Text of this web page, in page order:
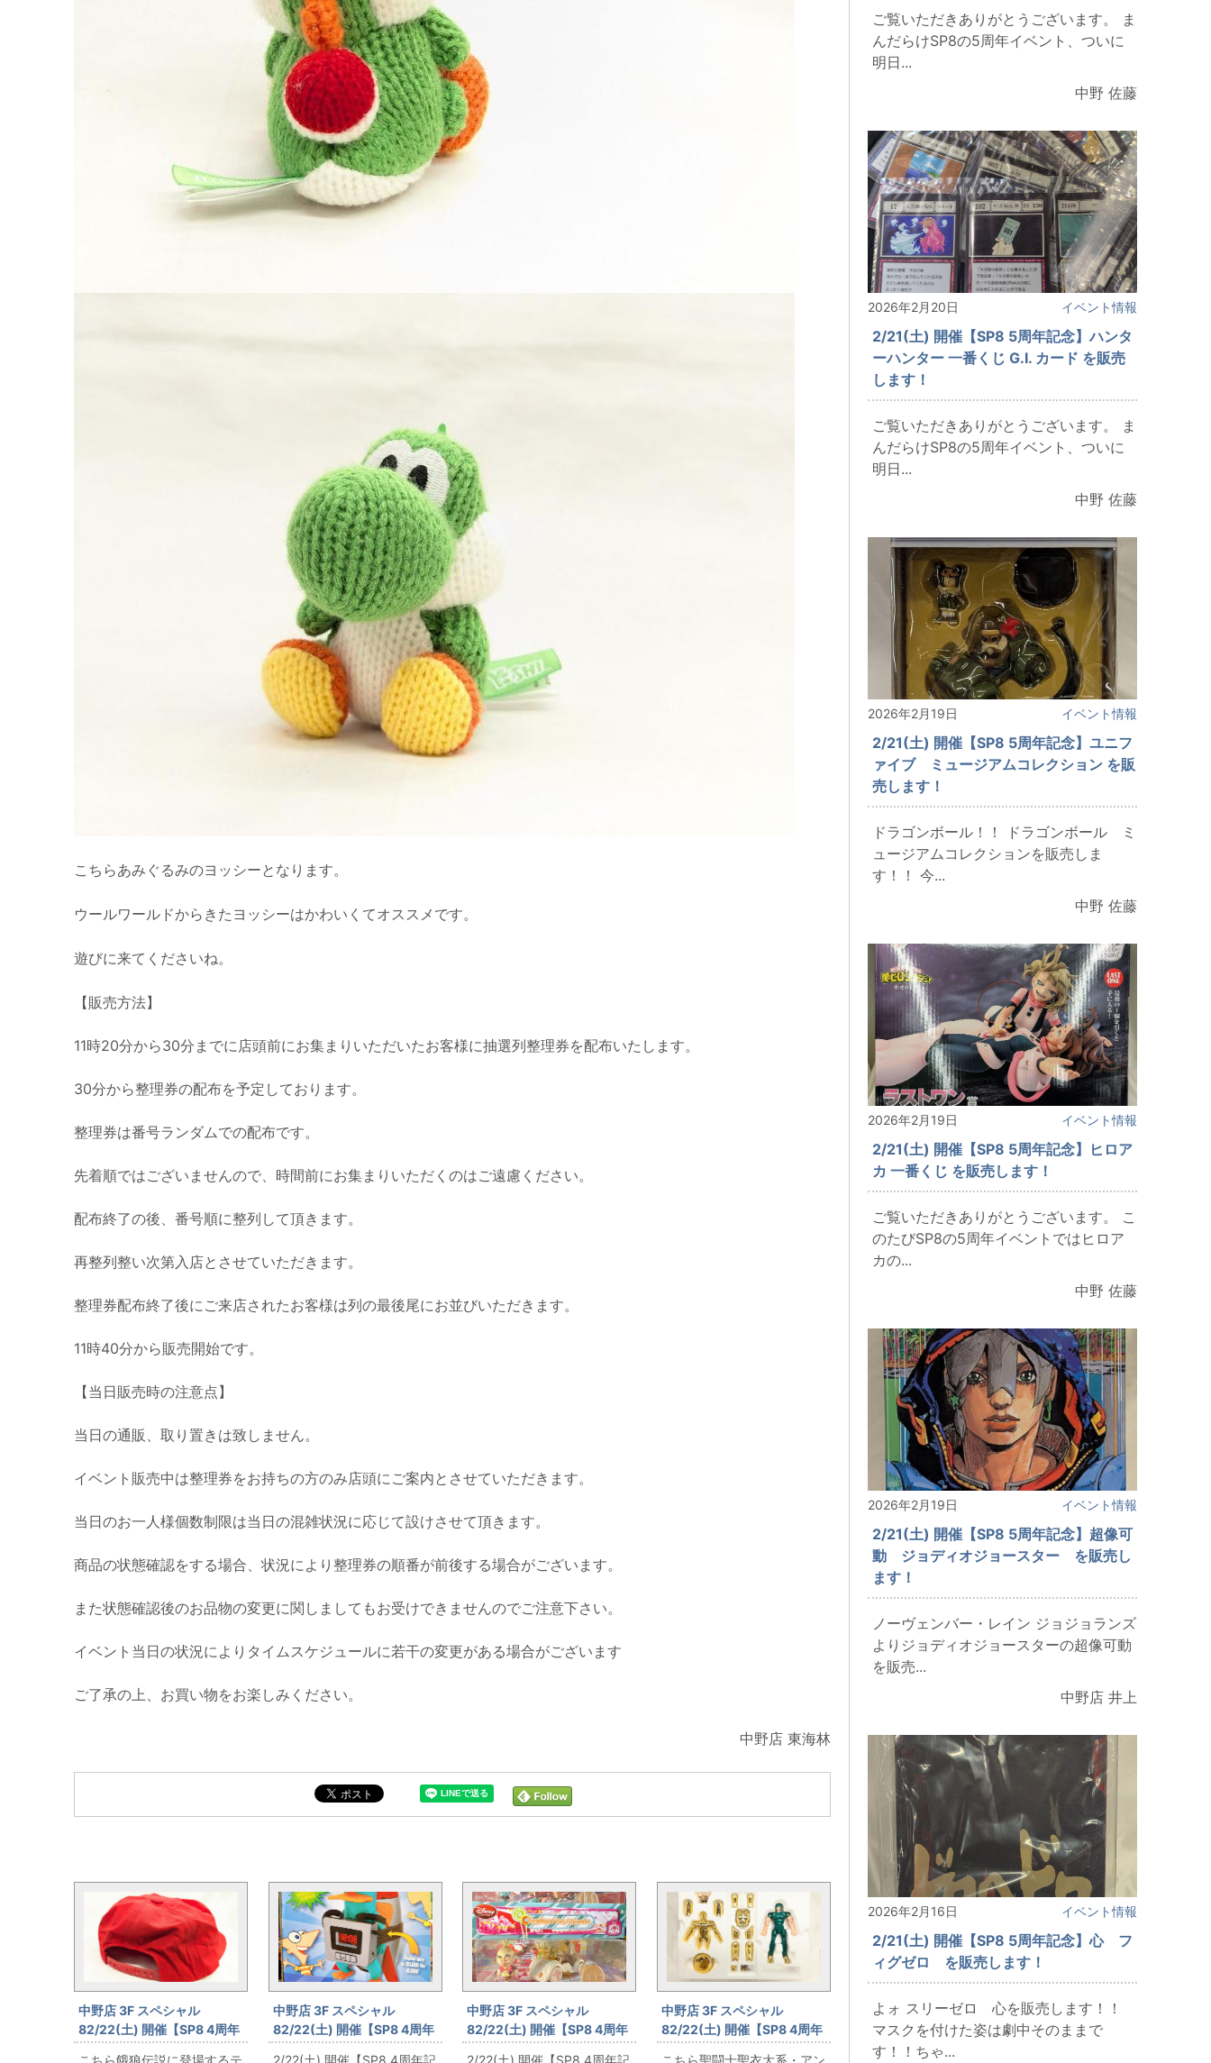
こちらあみぐるみのヨッシーとなります。
ウールワールドからきたヨッシーはかわいくてオススメです。
遊びに来てくださいね。
【販売方法】
11時20分から30分までに店頭前にお集まりいただいたお客様に抽選列整理券を配布いたします。
30分から整理券の配布を予定しております。
整理券は番号ランダムでの配布です。
先着順ではございませんので、時間前にお集まりいただくのはご遠慮ください。
配布終了の後、番号順に整列して頂きます。
再整列整い次第入店とさせていただきます。
整理券配布終了後にご来店されたお客様は列の最後尾にお並びいただきます。
11時40分から販売開始です。
【当日販売時の注意点】
当日の通販、取り置きは致しません。
イベント販売中は整理券をお持ちの方のみ店頭にご案内とさせていただきます。
当日のお一人様個数制限は当日の混雑状況に応じて設けさせて頂きます。
商品の状態確認をする場合、状況により整理券の順番が前後する場合がございます。
また状態確認後のお品物の変更に関しましてもお受けできませんのでご注意下さい。
イベント当日の状況によりタイムスケジュールに若干の変更がある場合がございます
ご了承の上、お買い物をお楽しみください。
中野店 東海林
中野店 3F スペシャル
82/22(土) 開催【SP8 4周年
記念】FATALFURY 餓狼伝説
こちら餓狼伝説に登場するテ
中野店 3F スペシャル
82/22(土) 開催【SP8 4周年
記念 エージェントPのアラー
2/22(土) 開催【SP8 4周年記
中野店 3F スペシャル
82/22(土) 開催【SP8 4周年
記念】シュガーラッシュのお
2/22(土) 開催【SP8 4周年記
中野店 3F スペシャル
82/22(土) 開催【SP8 4周年
記念】聖闘士聖衣大系・アン
こちら聖闘士聖衣大系・アン
ご覧いただきありがとうございます。 ま
んだらけSP8の5周年イベント、ついに
明日...
中野 佐藤
2026年2月20日 イベント情報
2/21(土) 開催【SP8 5周年記念】ハンタ
ーハンター 一番くじ G.I. カード を販売
します！
ご覧いただきありがとうございます。 ま
んだらけSP8の5周年イベント、ついに
明日...
中野 佐藤
2026年2月19日 イベント情報
2/21(土) 開催【SP8 5周年記念】ユニフ
ァイブ ミュージアムコレクション を販
売します！
ドラゴンボール！！ ドラゴンボール ミ
ュージアムコレクションを販売しま
す！！ 今...
中野 佐藤
2026年2月19日 イベント情報
2/21(土) 開催【SP8 5周年記念】ヒロア
カ 一番くじ を販売します！
ご覧いただきありがとうございます。 こ
のたびSP8の5周年イベントではヒロア
カの...
中野 佐藤
2026年2月19日 イベント情報
2/21(土) 開催【SP8 5周年記念】超像可
動 ジョディオジョースター を販売し
ます！
ノーヴェンバー・レイン ジョジョランズ
よりジョディオジョースターの超像可動
を販売...
中野店 井上
2026年2月16日 イベント情報
2/21(土) 開催【SP8 5周年記念】心 フ
ィグゼロ を販売します！
よォ スリーゼロ 心を販売します！！
マスクを付けた姿は劇中そのままで
す！！ちゃ...